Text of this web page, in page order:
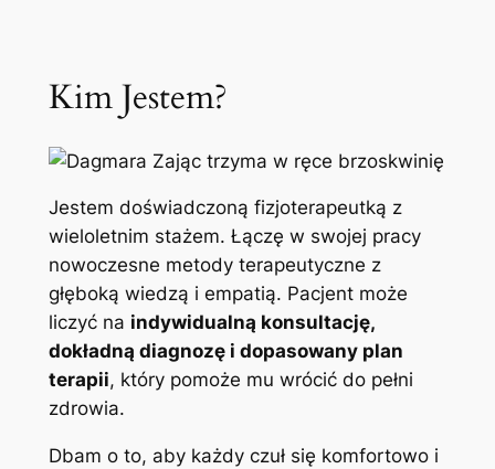
Kim Jestem?
Jestem doświadczoną fizjoterapeutką z
wieloletnim stażem. Łączę w swojej pracy
nowoczesne metody terapeutyczne z
głęboką wiedzą i empatią. Pacjent może
liczyć na indywidualną konsultację,
dokładną diagnozę i dopasowany plan
terapii, który pomoże mu wrócić do pełni
zdrowia.
Dbam o to, aby każdy czuł się komfortowo i